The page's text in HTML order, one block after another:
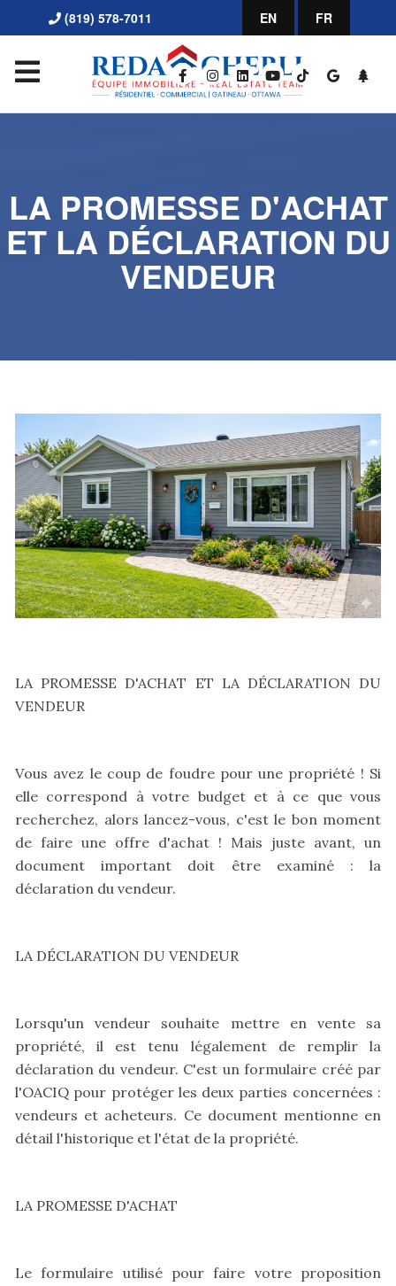
(819) 578-7011 EN FR
LA PROMESSE D'ACHAT
ET LA DÉCLARATION DU
VENDEUR
LA PROMESSE D'ACHAT ET LA DÉCLARATION DU
VENDEUR
Vous avez le coup de foudre pour une propriété ! Si
elle correspond à votre budget et à ce que vous
recherchez, alors lancez-vous, c'est le bon moment
de faire une offre d'achat ! Mais juste avant, un
document important doit être examiné : la
déclaration du vendeur.
LA DÉCLARATION DU VENDEUR
Lorsqu'un vendeur souhaite mettre en vente sa
propriété, il est tenu légalement de remplir la
déclaration du vendeur. C'est un formulaire créé par
l'OACIQ pour protéger les deux parties concernées :
vendeurs et acheteurs. Ce document mentionne en
détail l'historique et l'état de la propriété.
LA PROMESSE D'ACHAT
Le formulaire utilisé pour faire votre proposition